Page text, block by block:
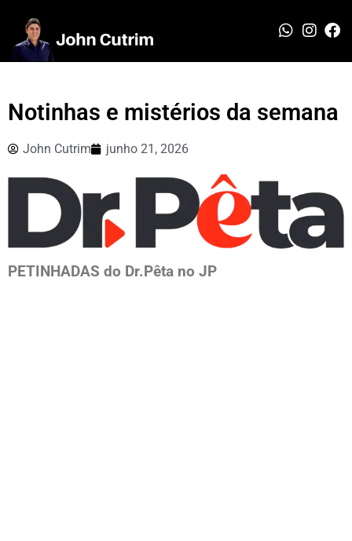
Notinhas e mistérios da semana
John Cutrim junho 21, 2026
PETINHADAS do Dr.Pêta no JP